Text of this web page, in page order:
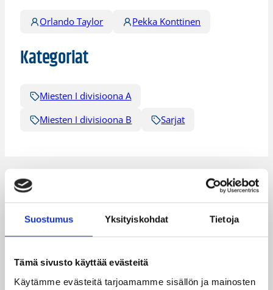
Suostumus Yksityiskohdat Tietoja
Tämä sivusto käyttää evästeitä
Käytämme evästeitä tarjoamamme sisällön ja mainosten
Orlando Taylor Pekka Konttinen
Kategoriat
Miesten I divisioona A
Miesten I divisioona B
Sarjat
Katso myös